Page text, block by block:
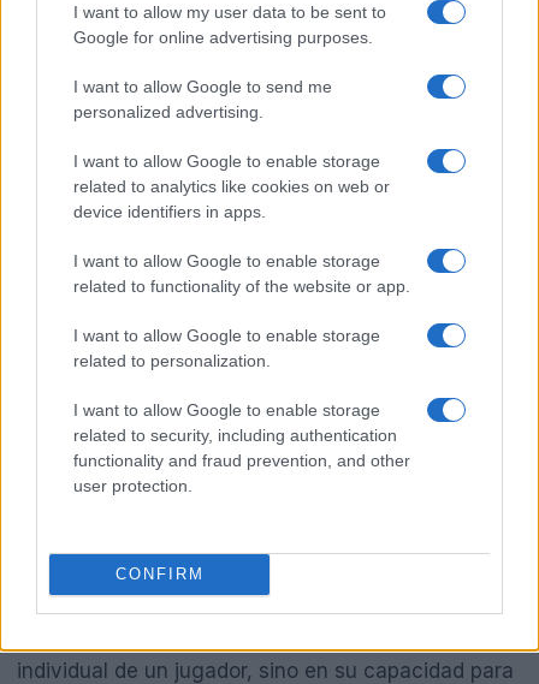
I want to allow my user data to be sent to
Google for online advertising purposes.
I want to allow Google to send me
personalized advertising.
I want to allow Google to enable storage
related to analytics like cookies on web or
device identifiers in apps.
I want to allow Google to enable storage
related to functionality of the website or app.
I want to allow Google to enable storage
related to personalization.
I want to allow Google to enable storage
related to security, including authentication
functionality and fraud prevention, and other
user protection.
CONFIRM
Conclusiones y pasos a seguir
El fichaje de Thiago Almada por el Atlético de
Madrid es, sin duda, un movimiento intrigante, pero
reflexionar sobre los riesgos y recompensas que
conlleva. Los clubes deben ser más estratégicos en
individual de un jugador, sino en su capacidad para